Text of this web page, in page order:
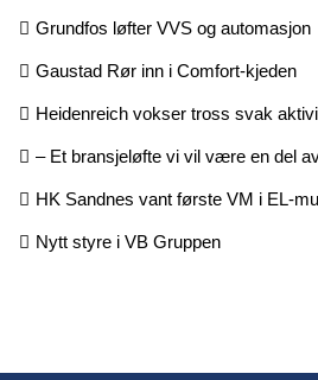
Grundfos løfter VVS og automasjon
Gaustad Rør inn i Comfort-kjeden
Heidenreich vokser tross svak
– Et bransjeløfte vi vil være en del
HK Sandnes vant første VM i EL-
Nytt styre i VB Gruppen